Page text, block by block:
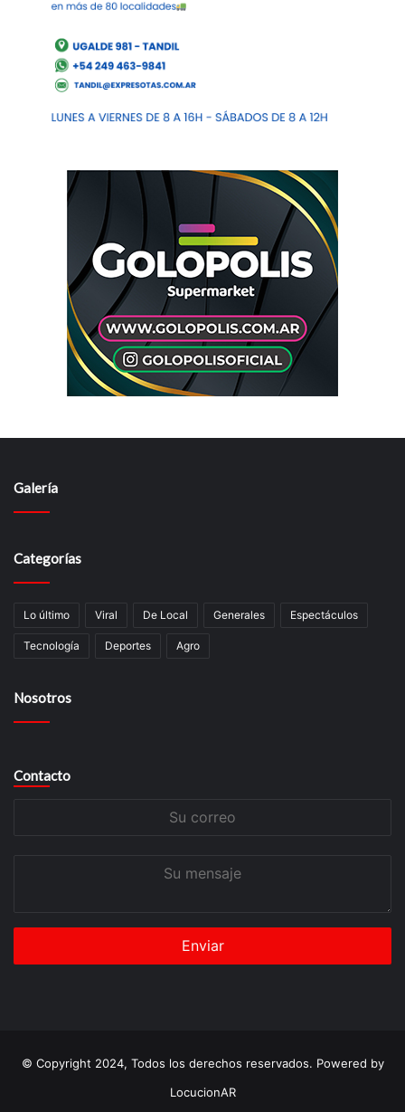
Galería
Categorías
Lo último Viral De Local Generales Espectáculos
Tecnologí­a Deportes Agro
Nosotros
Contacto
© Copyright 2024, Todos los derechos reservados. Powered by
LocucionAR